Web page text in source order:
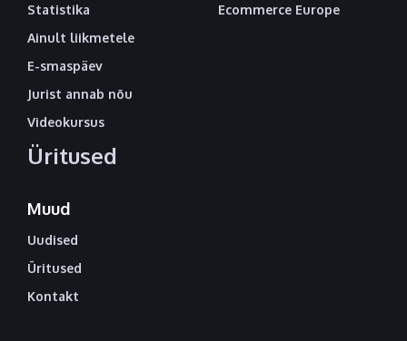
Statistika
Ainult liikmetele
E-smaspäev
Jurist annab nõu
Videokursus
Üritused
Ecommerce Europe
Muud
Uudised
Üritused
Kontakt